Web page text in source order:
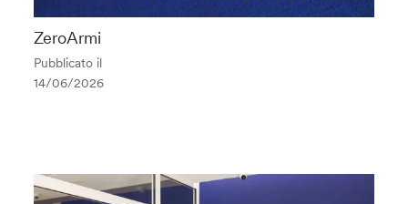
ZeroArmi
Pubblicato il
14/06/2026